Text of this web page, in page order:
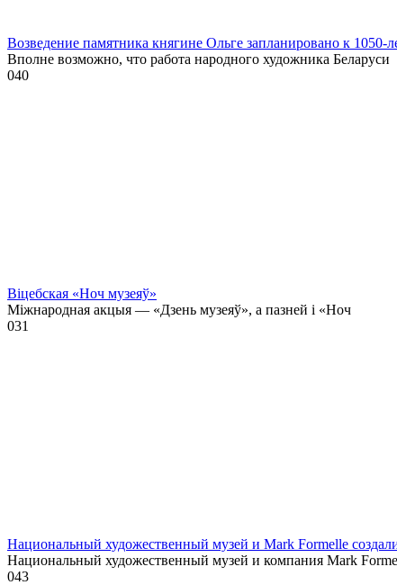
Возведение памятника княгине Ольге запланировано к 1050-
Вполне возможно, что работа народного художника Беларуси
040
Віцебская «Ноч музеяў»
Міжнародная акцыя — «Дзень музеяў», а пазней і «Ноч
031
Национальный художественный музей и Mark Formelle
Национальный художественный музей и компания Mark
043